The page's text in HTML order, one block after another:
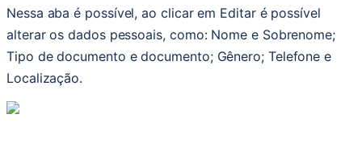
Nessa aba é possível, ao clicar em Editar é possível
alterar os dados pessoais, como: Nome e Sobrenome;
Tipo de documento e documento; Gênero; Telefone e
Localização.